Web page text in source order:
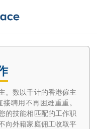
。数以千计的香港僱主
聘用不再困难重重。
的技能相匹配的工作职
向外籍家庭佣工收取平